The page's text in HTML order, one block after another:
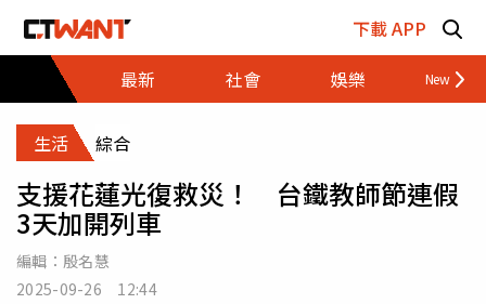
下載 APP
最新
社會 娛樂 財經
生活 綜合
支援花蓮光復救災！ 台鐵教師節連假
3天加開列車
編輯： 殷名慧
2025-09-26 12:44